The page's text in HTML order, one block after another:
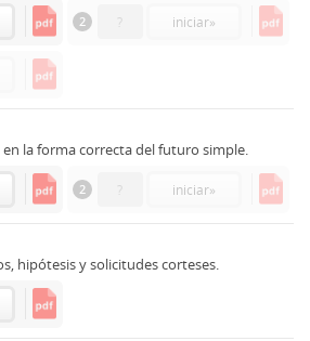
2 ? iniciar»
la forma correcta del futuro simple.
2 ? iniciar»
hipótesis y solicitudes corteses.